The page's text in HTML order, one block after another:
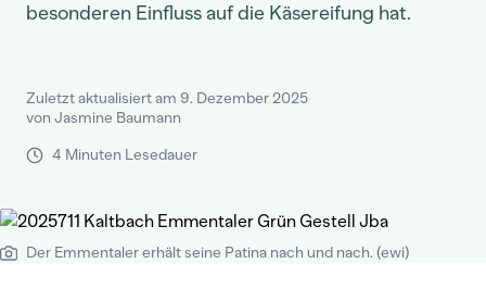
besonderen Einfluss auf die Käsereifung hat.
Zuletzt aktualisiert am 9. Dezember 2025
von Jasmine Baumann
4 Minuten Lesedauer
Der Emmentaler erhält seine Patina nach und nach. (ewi)